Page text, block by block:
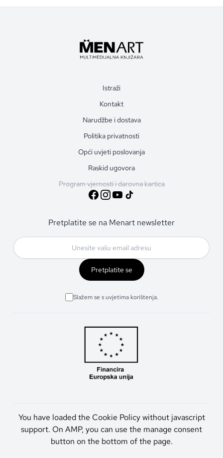
Istraži
Kontakt
Narudžbe i dostava
Politika privatnosti
Opći uvjeti poslovanja
Raskid ugovora
Program vjernosti i darovna kartica
Pretplatite se na Menart newsletter
Pretplatite se
Slažem se s uvjetima korištenja.
You have loaded the Cookie Policy without javascript
support. On AMP, you can use the manage consent
button on the bottom of the page.